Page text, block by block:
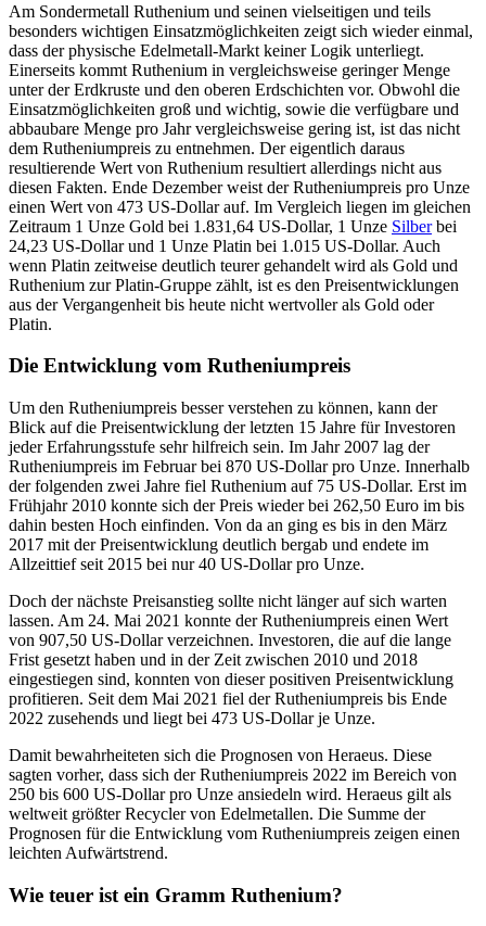
Am Sondermetall Ruthenium und seinen vielseitigen und teils
besonders wichtigen Einsatzmöglichkeiten zeigt sich wieder einmal,
dass der physische Edelmetall-Markt keiner Logik unterliegt.
Einerseits kommt Ruthenium in vergleichsweise geringer Menge
unter der Erdkruste und den oberen Erdschichten vor. Obwohl die
Einsatzmöglichkeiten groß und wichtig, sowie die verfügbare und
abbaubare Menge pro Jahr vergleichsweise gering ist, ist das nicht
dem Rutheniumpreis zu entnehmen. Der eigentlich daraus
resultierende Wert von Ruthenium resultiert allerdings nicht aus
diesen Fakten. Ende Dezember weist der Rutheniumpreis pro Unze
einen Wert von 473 US-Dollar auf. Im Vergleich liegen im gleichen
Zeitraum 1 Unze Gold bei 1.831,64 US-Dollar, 1 Unze Silberbei
24,23 US-Dollar und 1 Unze Platin bei 1.015 US-Dollar. Auch
wenn Platin zeitweise deutlich teurer gehandelt wird als Gold und
Ruthenium zur Platin-Gruppe zählt, ist es den Preisentwicklungen
aus der Vergangenheit bis heute nicht wertvoller als Gold oder
Platin.
Die Entwicklung vom Rutheniumpreis
Um den Rutheniumpreis besser verstehen zu können, kann der
Blick auf die Preisentwicklung der letzten 15 Jahre für Investoren
jeder Erfahrungsstufe sehr hilfreich sein. Im Jahr 2007 lag der
Rutheniumpreis im Februar bei 870 US-Dollar pro Unze. Innerhalb
der folgenden zwei Jahre fiel Ruthenium auf 75 US-Dollar. Erst im
Frühjahr 2010 konnte sich der Preis wieder bei 262,50 Euro im bis
dahin besten Hoch einfinden. Von da an ging es bis in den März
2017 mit der Preisentwicklung deutlich bergab und endete im
Allzeittief seit 2015 bei nur 40 US-Dollar pro Unze.
Doch der nächste Preisanstieg sollte nicht länger auf sich warten
lassen. Am 24. Mai 2021 konnte der Rutheniumpreis einen Wert
von 907,50 US-Dollar verzeichnen. Investoren, die auf die lange
Frist gesetzt haben und in der Zeit zwischen 2010 und 2018
eingestiegen sind, konnten von dieser positiven Preisentwicklung
profitieren. Seit dem Mai 2021 fiel der Rutheniumpreis bis Ende
2022 zusehends und liegt bei 473 US-Dollar je Unze.
Damit bewahrheiteten sich die Prognosen von Heraeus. Diese
sagten vorher, dass sich der Rutheniumpreis 2022 im Bereich von
250 bis 600 US-Dollar pro Unze ansiedeln wird. Heraeus gilt als
weltweit größter Recycler von Edelmetallen. Die Summe der
Prognosen für die Entwicklung vom Rutheniumpreis zeigen einen
leichten Aufwärtstrend.
Wie teuer ist ein Gramm Ruthenium?